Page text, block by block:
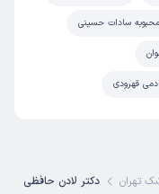
سادات حسینی
قهرودی
تهران دکتر لادن حافظی